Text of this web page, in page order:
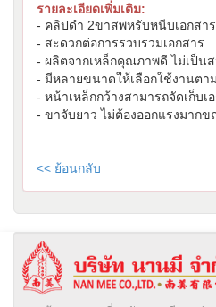
รายละเอียดเพิ่มเติม:
- คลิปดำ 2ขาสพหรับหนีบเอกสาร
- สะดวกต่อการรวบรวมเอกสาร
- ผลิตจากเหล็กคุณภาพดี ไม่เป็น
- มีหลายขนาดให้เลือกใช้งานตา
- หน้าเหล็กกว้างสามารถจัดเก็บเ
- ขาจับยาว ไม่ต้องออกแรงมาก
<< ย้อนกลับ